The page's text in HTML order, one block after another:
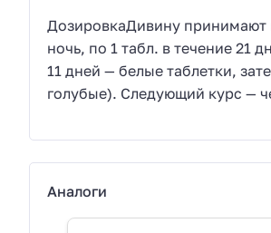
ДозировкаДивину принимают
ночь, по 1 табл. в течение 21
11 дней — белые таблетки,
голубые). Следующий курс —
Аналоги